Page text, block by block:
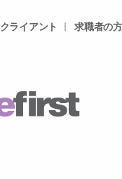
クライアント 求職者の